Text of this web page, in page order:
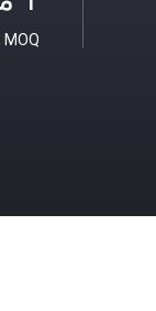
MOQ